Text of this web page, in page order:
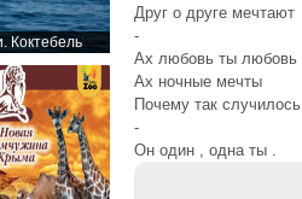
Коктебель
Друг о друге мечтают
-
Ах любовь ты любовь
Ах ночные мечты
Почему так случилось
-
Он один , одна ты .